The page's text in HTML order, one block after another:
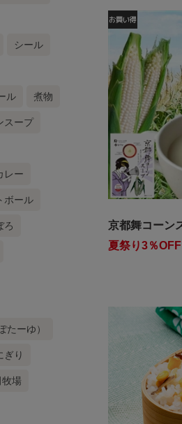
シール
ル 煮物
スープ
レー
ボール
ろ
たーゆ）
ぎり
牧場
京都舞コーン
夏祭り3％OFF